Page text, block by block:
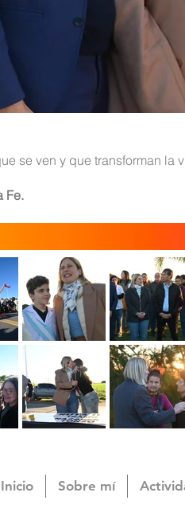
se ven y que transforman la
Fe.
Inicio Sobre mí